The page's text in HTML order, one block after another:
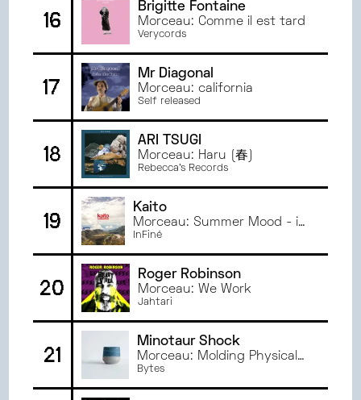
16
Brigitte Fontaine
Morceau: Comme il est tard
Verycords
17
Mr Diagonal
Morceau: california
Self released
18
ARI TSUGI
Morceau: Haru (春)
Rebecca’s Records
19
Kaito
Morceau: Summer Mood - iF
edit
InFiné
20
Roger Robinson
Morceau: We Work
Jahtari
21
Minotaur Shock
Morceau: Molding Physical
Air
Bytes